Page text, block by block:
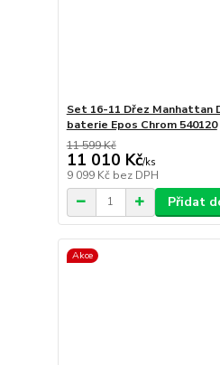
Set 16-11 Dřez Manhattan
baterie Epos Chrom 540120
11 599 Kč
11 010 Kč/ks
9 099 Kč bez DPH
Přidat
Akce